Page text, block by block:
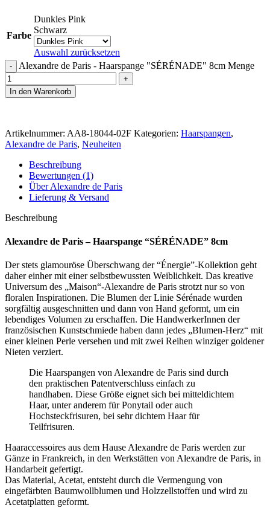
Farbe
Dunkles Pink
Schwarz
Auswahl zurücksetzen
Alexandre de Paris - Haarspange "SÉRÉNADE" 8cm Menge
In den Warenkorb
Artikelnummer: AA8-18044-02F Kategorien: Haarspangen,
Alexandre de Paris, Neuheiten
Beschreibung
Bewertungen (1)
Über Alexandre de Paris
Lieferung & Versand
Beschreibung
Alexandre de Paris – Haarspange “SÉRÉNADE” 8cm
Der stets glamouröse Überschwang der “Énergie”-Kollektion geht
daher einher mit einer selbstbewussten Weiblichkeit. Das kreative
Universum des „Maison“-Alexandre de Paris strotzt nur so von
floralen Inspirationen. Die Blumen der Linie Sérénade wurden
sorgfältig ausgeschnitten und dann von Hand geformt, um ein
lebendiges Volumen zu erschaffen. Die HandwerkerInnen der
französischen Kunstschmiede haben dann jedes „Blumen-Herz“ mit
einer kleinen Perle versehen und mit zwei Reihen winziger goldener
Nieten verziert.
Die Haarspangen von Alexandre de Paris sind durch
den praktischen Patentverschluss einfach zu
handhaben. Diese Größe eignet sich bei mitteldichtem
Haar, unter anderem für Ponytail oder auch
Hochsteckfrisuren, bei sehr dichtem Haar für
Teilfrisuren.
Haaraccessoires aus dem Hause Alexandre de Paris werden zur
Gänze in Frankreich, in den Werkstätten von Alexandre de Paris, in
Handarbeit gefertigt.
Das Material, Acetat, entsteht durch die Vermengung von
eingefärbten Baumwollblumen und Holzzellstoffen und wird zu
Acetatplatten geformt.